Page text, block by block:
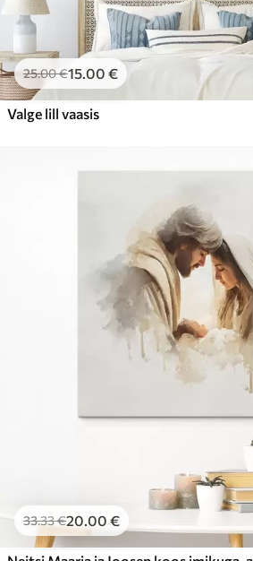
25.00€15.00 €
Valge lill vaasis
33.33€20.00 €